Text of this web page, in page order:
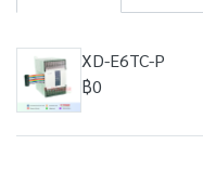
XD-E6TC-P
฿0